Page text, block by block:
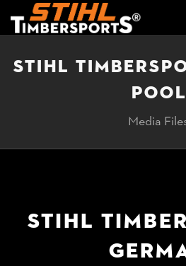
STIHL
POOL
Media
STIHL